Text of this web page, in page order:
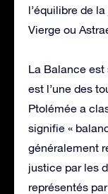
l’équilibre de
Vierge ou
La Balance
est l’une des
Ptolémée a
signifie «
généralement
justice par les
représentés